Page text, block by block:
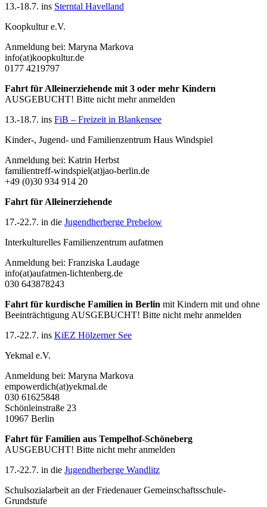
13.-18.7. ins Sterntal Havelland
Koopkultur e.V.
Anmeldung bei: Maryna Markova
info(at)koopkultur.de
0177 4219797
Fahrt für Alleinerziehende mit 3 oder mehr Kindern
AUSGEBUCHT! Bitte nicht mehr anmelden
13.-18.7. ins FiB – Freizeit in Blankensee
Kinder-, Jugend- und Familienzentrum Haus Windspiel
Anmeldung bei: Katrin Herbst
familientreff-windspiel(at)jao-berlin.de
+49 (0)30 934 914 20
Fahrt für Alleinerziehende
17.-22.7. in die Jugendherberge Prebelow
Interkulturelles Familienzentrum aufatmen
Anmeldung bei: Franziska Laudage
info(at)aufatmen-lichtenberg.de
030 643878243
Fahrt für kurdische Familien in Berlin mit Kindern mit und ohne
Beeinträchtigung AUSGEBUCHT! Bitte nicht mehr anmelden
17.-22.7. ins KiEZ Hölzerner See
Yekmal e.V.
Anmeldung bei: Maryna Markova
empowerdich(at)yekmal.de
030 61625848
Schönleinstraße 23
10967 Berlin
Fahrt für Familien aus Tempelhof-Schöneberg
AUSGEBUCHT! Bitte nicht mehr anmelden
17.-22.7. in die Jugendherberge Wandlitz
Schulsozialarbeit an der Friedenauer Gemeinschaftsschule-
Grundstufe